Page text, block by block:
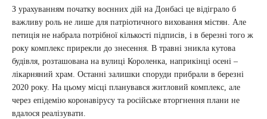
З урахуванням початку воєнних дій на Донбасі це відіграло б
важливу роль не лише для патріотичного виховання містян. Але
петиція не набрала потрібної кількості підписів, і в березні того ж
року комплекс прирекли до знесення. В травні зникла кутова
будівля, розташована на вулиці Короленка, наприкінці осені –
лікарняний храм. Останні залишки споруди прибрали в березні
2020 року. На цьому місці планувався житловий комплекс, але
через епідемію коронавірусу та російське вторгнення плани не
вдалося реалізувати.